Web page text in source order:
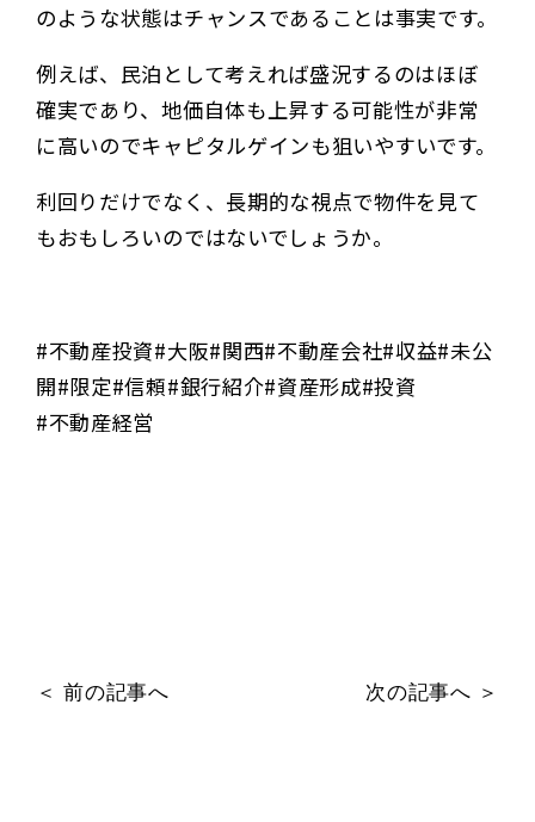
のような状態はチャンスであることは事実です。
例えば、民泊として考えれば盛況するのはほぼ
確実であり、地価自体も上昇する可能性が非常
に高いのでキャピタルゲインも狙いやすいです。
利回りだけでなく、長期的な視点で物件を見て
もおもしろいのではないでしょうか。
#不動産投資#大阪#関西#不動産会社#収益#未公
開#限定#信頼#銀行紹介#資産形成#投資
#不動産経営
＜ 前の記事へ 次の記事へ ＞